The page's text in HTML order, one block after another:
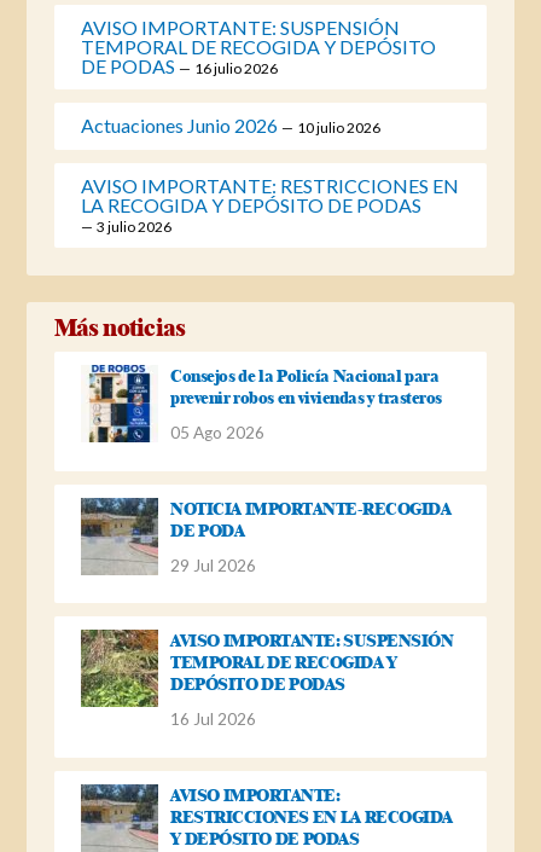
AVISO IMPORTANTE: SUSPENSIÓN
TEMPORAL DE RECOGIDA Y DEPÓSITO
DE PODAS
16 julio 2026
Actuaciones Junio 2026 10 julio 2026
AVISO IMPORTANTE: RESTRICCIONES EN
LA RECOGIDA Y DEPÓSITO DE PODAS
3 julio 2026
Más noticias
Consejos de la Policía Nacional para
prevenir robos en viviendas y trasteros
05 Ago 2026
NOTICIA IMPORTANTE-RECOGIDA
DE PODA
29 Jul 2026
AVISO IMPORTANTE: SUSPENSIÓN
TEMPORAL DE RECOGIDA Y
DEPÓSITO DE PODAS
16 Jul 2026
AVISO IMPORTANTE:
RESTRICCIONES EN LA RECOGIDA
Y DEPÓSITO DE PODAS